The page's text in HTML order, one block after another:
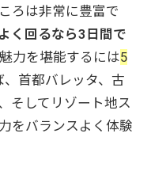
ろは非常に豊富で
く回るなら3日間で
力を堪能するには5
、首都バレッタ、古
そしてリゾート地ス
をバランスよく体験